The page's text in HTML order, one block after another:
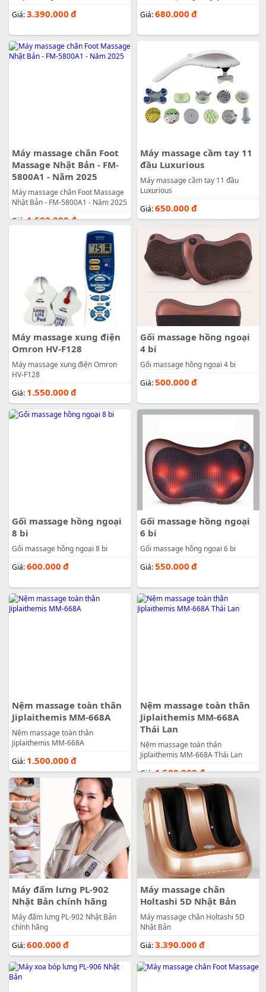
Giá:3.390.000 đ
Giá:680.000 đ
Máy massage chân Foot
Massage Nhật Bản - FM-
5800A1 - Năm 2025
Máy massage chân Foot Massage
Nhật Bản - FM-5800A1 - Năm 2025
Giá:1.500.000đ
Máy massage cầm tay 11
đầu Luxurious
Máy massage cầm tay 11 đầu
Luxurious
Giá:650.000 đ
Máy massage xung điện
Omron HV-F128
Máy massage xung điện Omron
HV-F128
Giá: 1.550.000 đ
Gối massage hồng ngoại
4 bi
Gối massage hồng ngoại 4 bi
Giá:500.000 đ
Gối massage hồng ngoại
8 bi
Gối massage hồng ngoại 8 bi
Giá:600.000 đ
Gối massage hồng ngoại
6 bi
Gối massage hồng ngoại 6 bi
Giá:550.000 đ
Nệm massage toàn thân
Jiplaithemis MM-668A
Nệm massage toàn thân
Jiplaithemis MM-668A
Giá: 1.500.000 đ
Nệm massage toàn thân
Jiplaithemis MM-668A
Thái Lan
Nệm massage toàn thân
Jiplaithemis MM-668A Thái Lan
Giá:1.500.000đ
Máy đấm lưng PL-902
Nhật Bản chính hãng
Máy đấm lưng PL-902 Nhật Bản
chính hãng
Giá:600.000 đ
Máy massage chân
Holtashi 5D Nhật Bản
Máy massage chân Holtashi 5D
Nhật Bản
Giá:3.390.000 đ